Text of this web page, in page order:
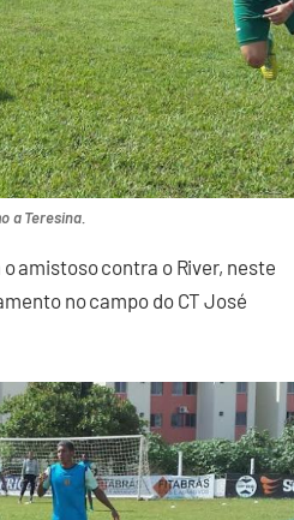
a Teresina.
amistoso contra o River, neste
no campo do CT José